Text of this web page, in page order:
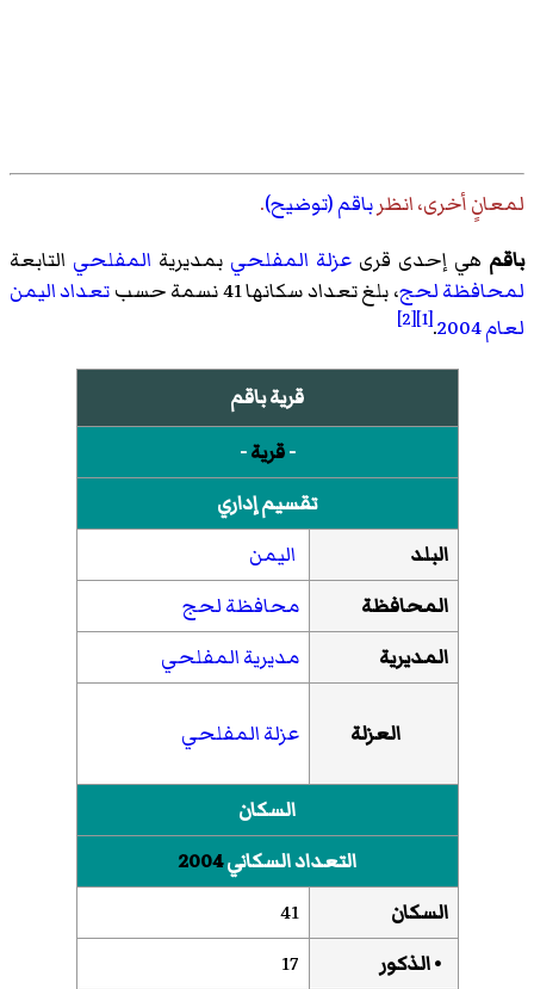
لمعانٍ أخرى، انظرباقم (توضيح).
باقم هي إحدى قرى عزلة المفلحي بمديرية المفلحي التابعة
لمحافظة لحج، بلغ تعداد سكانها 41 نسمة حسب
تعداد اليمن
لعام 2004
.
[1]
[2]
قرية باقم
-قرية-
تقسيم إداري
البلد
اليمن
المحافظة
محافظة لحج
المديرية
مديرية المفلحي
العزلة عزلة المفلحي
السكان
التعداد السكاني2004
السكان
41
• الذكور
17